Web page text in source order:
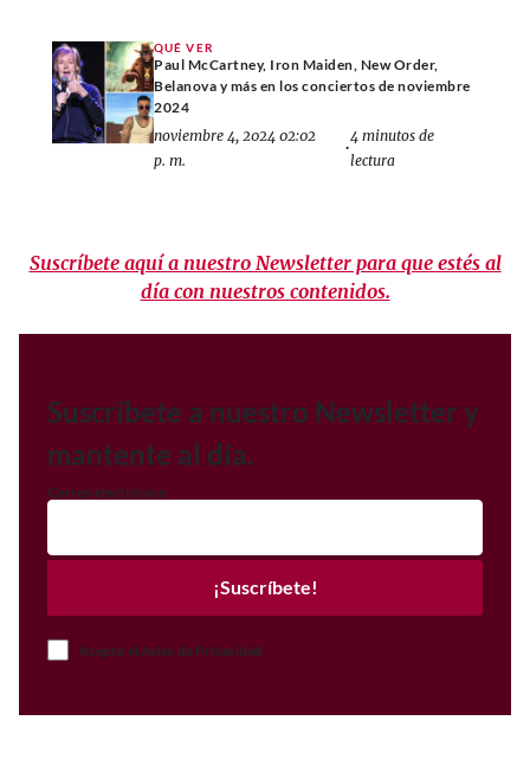
QUÉ VER
Paul McCartney, Iron Maiden, New Order,
Belanova y más en los conciertos de noviembre
2024
noviembre 4, 2024 02:02
p. m.
•
4 minutos de
lectura
Suscríbete aquí a nuestro Newsletter para que estés al
día con nuestros contenidos.
Suscríbete a nuestro Newsletter y
mantente al día.
Correo electrónico
¡Suscríbete!
Acepto el Aviso de Privacidad